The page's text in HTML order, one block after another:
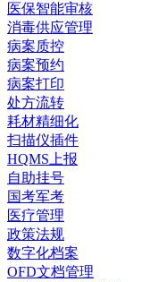
医保智能审核
消毒供应管理
病案质控
病案预约
病案打印
处方流转
耗材精细化
扫描仪插件
HQMS上报
自助挂号
国考军考
医疗管理
政策法规
数字化档案
OFD文档管理